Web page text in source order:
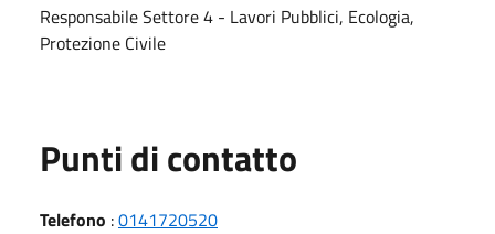
Responsabile Settore 4 - Lavori Pubblici, Ecologia,
Protezione Civile
Punti di contatto
Telefono :0141720520